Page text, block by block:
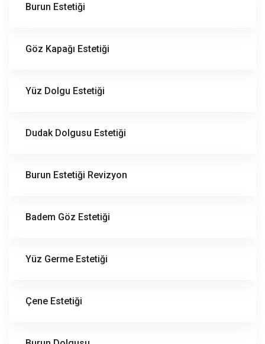
Burun Estetiği
Göz Kapağı Estetiği
Yüz Dolgu Estetiği
Dudak Dolgusu Estetiği
Burun Estetiği Revizyon
Badem Göz Estetiği
Yüz Germe Estetiği
Çene Estetiği